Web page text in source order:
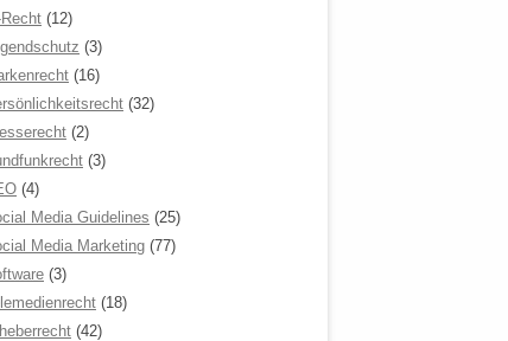
Recht (12)
(3)
(16)
(32)
(2)
(3)
(4)
Media Guidelines (25)
Media Marketing (77)
(3)
(18)
(42)